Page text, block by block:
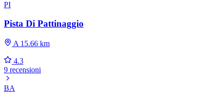
PI
Pista Di Pattinaggio
A 15.66 km
4.3
9 recensioni
BA